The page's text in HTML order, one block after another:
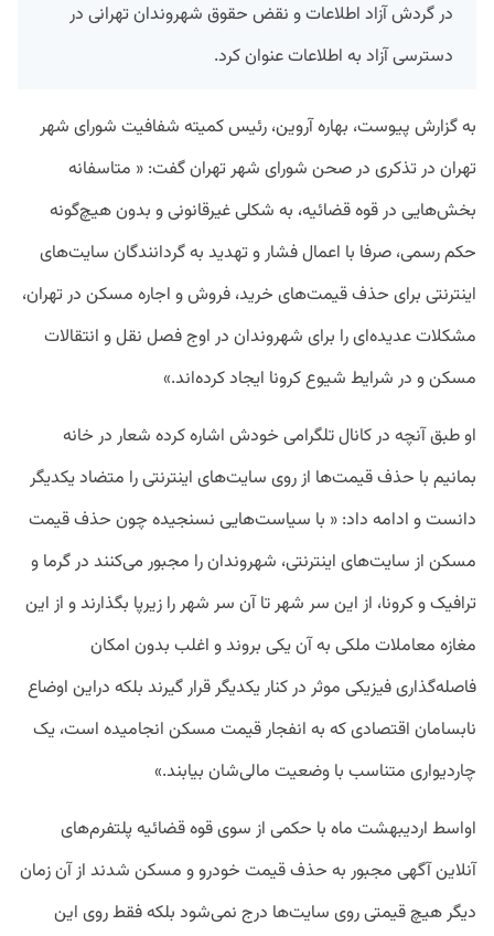
در گردش آزاد اطلاعات و نقض حقوق شهروندان تهرانی در
دسترسی آزاد به اطلاعات عنوان کرد.
به گزارش پیوست، بهاره آروین، رئیس کمیته شفافیت شورای شهر
تهران در تذکری در صحن شورای شهر تهران گفت: « متاسفانه
بخش‌هایی در قوه‌ قضائیه، به شکلی غیرقانونی و بدون هیچ‌گونه
حکم رسمی، صرفا با اعمال فشار و تهدید به گردانندگان سایت‌های
اینترنتی برای حذف قیمت‌های خرید، فروش و اجاره مسکن در تهران،
مشکلات عدیده‌ای را برای شهروندان در اوج فصل نقل و انتقالات
مسکن و در شرایط شیوع کرونا ایجاد کرده‌اند.»
او طبق آنچه در کانال تلگرامی خودش اشاره کرده شعار در خانه
بمانیم با حذف قیمت‌ها از روی سایت‌های اینترنتی را متضاد یکدیگر
دانست و ادامه داد: « با سیاست‌هایی نسنجیده چون حذف قیمت‌
مسکن از سایت‌های اینترنتی، شهروندان را مجبور می‌کنند در گرما و
ترافیک و کرونا، از این سر شهر تا آن سر شهر را زیرپا بگذارند و از این
مغازه‌ معاملات ملکی به آن یکی بروند و اغلب بدون امکان
فاصله‌گذاری فیزیکی موثر در کنار یکدیگر قرار گیرند بلکه دراین اوضاع
نابسامان اقتصادی که به انفجار قیمت مسکن انجامیده است، یک
چاردیواری متناسب با وضعیت مالی‌شان بیابند.»
اواسط اردیبهشت ماه با حکمی از سوی قوه قضائیه پلتفرم‌های
آنلاین آگهی مجبور به حذف قیمت خودرو و مسکن شدند از آن زمان
دیگر هیچ قیمتی روی سایت‌ها درج نمی‌شود بلکه فقط روی این